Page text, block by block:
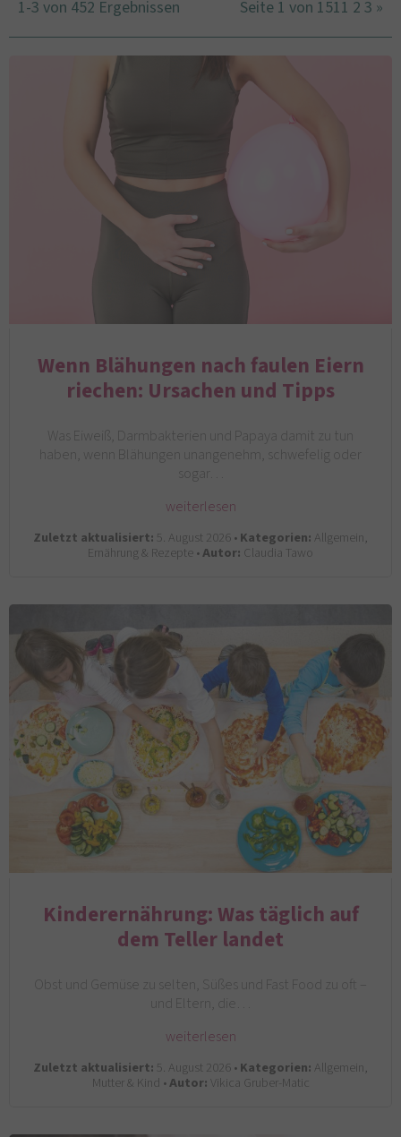
1-3 von 452 Ergebnissen Seite 1 von 1511 2 3 »
Wenn Blähungen nach faulen Eiern
riechen: Ursachen und Tipps
Was Eiweiß, Darmbakterien und Papaya damit zu tun
haben, wenn Blähungen unangenehm, schwefelig oder
sogar…
weiterlesen
Zuletzt aktualisiert: 5. August 2026 •Kategorien: Allgemein,
Ernährung & Rezepte •Autor: Claudia Tawo
Kinderernährung: Was täglich auf
dem Teller landet
Obst und Gemüse zu selten, Süßes und Fast Food zu oft –
und Eltern, die…
weiterlesen
Zuletzt aktualisiert: 5. August 2026 •Kategorien: Allgemein,
Mutter & Kind •Autor:Vikica Gruber-Matic